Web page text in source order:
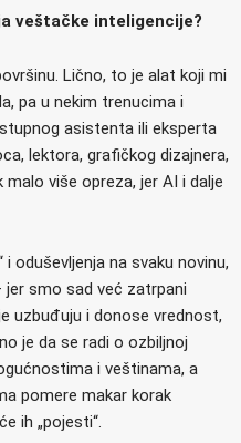
veštačke inteligencije?
Lično, to je alat koji mi
pa u nekim trenucima i
asistenta ili eksperta
lektora, grafičkog dizajnera,
više opreza, jer AI i dalje
i oduševljenja na svaku novinu,
smo sad već zatrpani
uzbuđuju i donose vrednost,
je da se radi o ozbiljnoj
i veštinama, a
pomere makar korak
ih „pojesti“.